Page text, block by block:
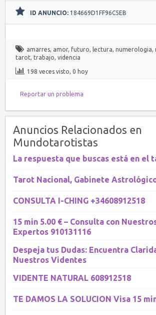
ID ANUNCIO: 184669D1FF96C5EB
amarres, amor, futuro, lectura, numerologia,
tarot, trabajo, videncia
198 veces visto, 0 hoy
Reportar un problema
Anuncios Relacionados en
Mundotarotistas
La respuesta que buscas está en el
Tarot Nacional, Gabinete
CONSULTA I-CHING +34608912518
15 min 5.00 € – Consulta con
Expertos 910131116
Despeja tus Dudas: Encuentra
Nuestros Videntes
VIDENTE NATURAL 608912518
TE DAMOS LA SOLUCION Visa 15